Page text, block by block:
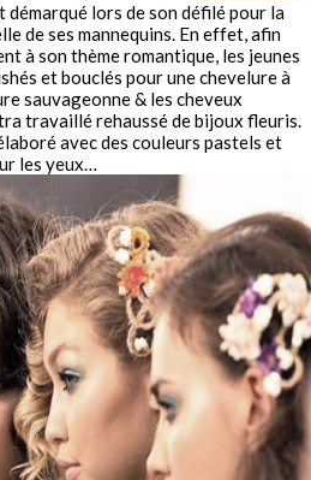
démarqué lors de son défilé pour la
de ses mannequins. En effet, afin
à son thème romantique, les jeunes
et bouclés pour une chevelure à
sauvageonne & les cheveux
travaillé rehaussé de bijoux fleuris.
avec des couleurs pastels et
les yeux…